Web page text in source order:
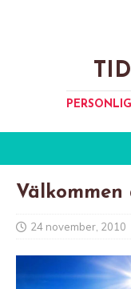
Välkommen
24 november, 2010